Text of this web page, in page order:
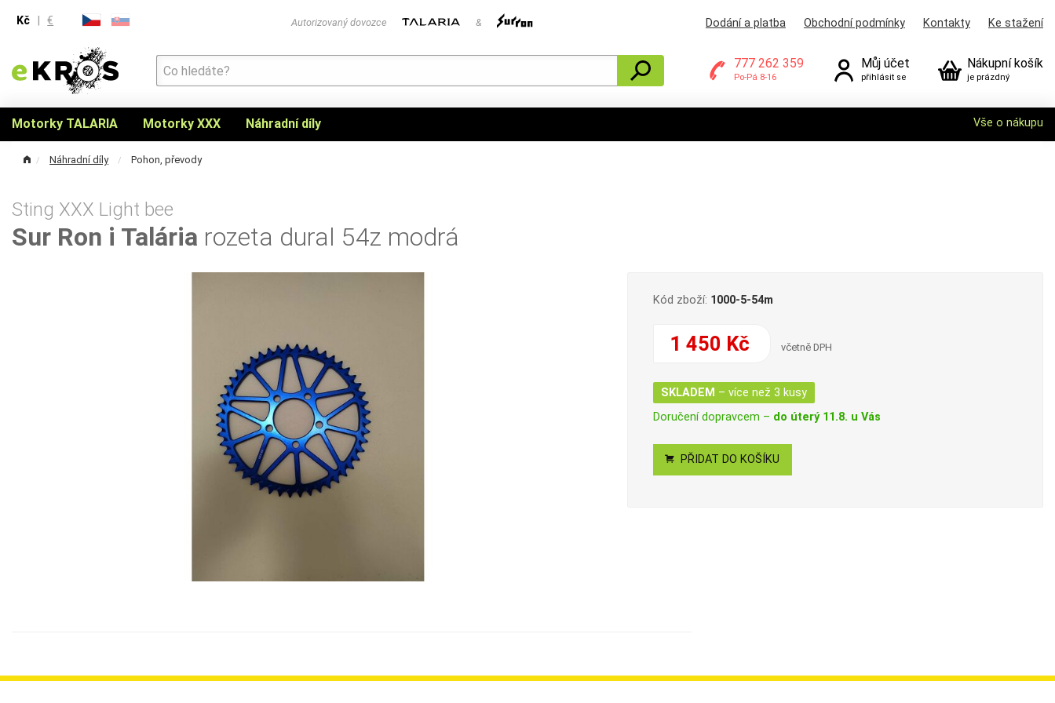
Kč € Autorizovaný dovozce & Dodání a platba Obchodní podmínky Kontakty Ke stažení
777 262 359
Po-Pá 8-16
Můj účet
přihlásit se
Nákupní košík
je prázdný
Motorky TALARIA Motorky XXX Náhradní díly Vše o nákupu
Náhradní díly Pohon, převody
Sting XXX Light bee
Sur Ron i Talária rozeta dural 54z modrá
Kód zboží: 1000-5-54m
1 450 Kč včetně DPH
SKLADEM – více než 3 kusy
Doručení dopravcem – do úterý 11.8. u Vás
PŘIDAT DO KOŠÍKU